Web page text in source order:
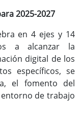
2025-2027
en 4 ejes y 14
a alcanzar la
digital de los
específicos, se
el fomento del
de trabajo